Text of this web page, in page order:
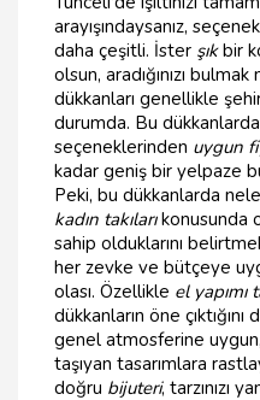
arayışındaysanız,
daha çeşitli. İster şıkbir
olsun, aradığınızı bulmak
dükkanları genellikle
durumda. Bu
seçeneklerinden uygun
kadar geniş bir yelpaze
Peki, bu dükkanlarda
kadın takılarıkonusunda
sahip olduklarını
her zevke ve bütçeye
olası. Özellikle el yapımı
dükkanların öne
genel atmosferine
taşıyan tasarımlara
doğru bijuteri, tarzınızı